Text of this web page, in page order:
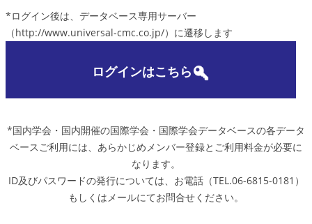
*ログイン後は、データベース専用サーバー
（http://www.universal-cmc.co.jp/）に遷移します
ログインはこちら
*国内学会・国内開催の国際学会・国際学会データベースの各データ
ベースご利用には、あらかじめメンバー登録とご利用料金が必要に
なります。
ID及びパスワードの発行については、お電話（TEL.06-6815-0181）
もしくはメールにてお問合せください。